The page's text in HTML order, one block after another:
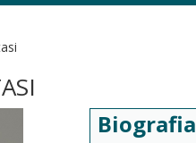
Biografia